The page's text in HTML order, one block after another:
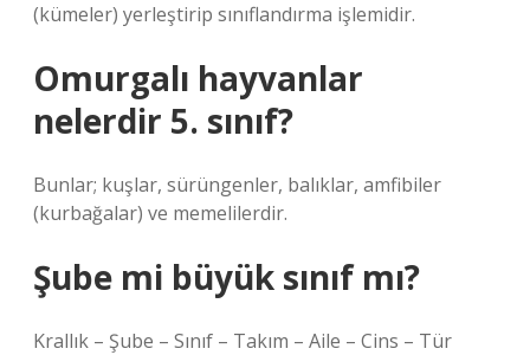
(kümeler) yerleştirip sınıflandırma işlemidir.
Omurgalı hayvanlar
nelerdir 5. sınıf?
Bunlar; kuşlar, sürüngenler, balıklar, amfibiler
(kurbağalar) ve memelilerdir.
Şube mi büyük sınıf mı?
Krallık – Şube – Sınıf – Takım – Aile – Cins – Tür